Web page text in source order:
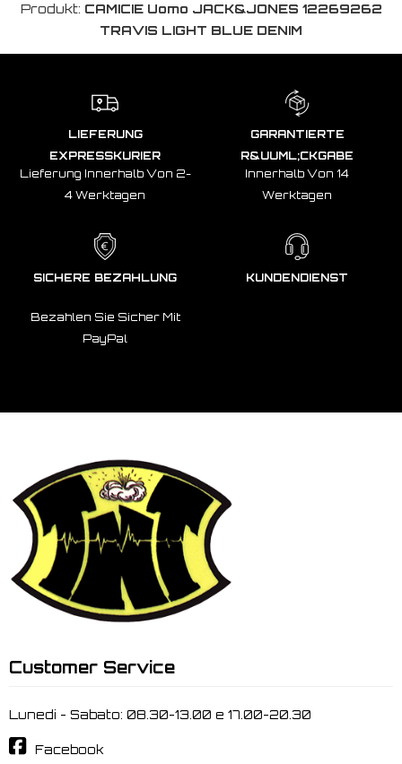
Produkt: CAMICIE Uomo JACK&JONES 12269262
TRAVIS LIGHT BLUE DENIM
LIEFERUNG
EXPRESSKURIER
Lieferung Innerhalb Von 2-
4 Werktagen
GARANTIERTE
R&UUML;CKGABE
Innerhalb Von 14
Werktagen
SICHERE BEZAHLUNG
Bezahlen Sie Sicher Mit
PayPal
KUNDENDIENST
Customer Service
Lunedi - Sabato: 08.30-13.00 e 17.00-20.30
Facebook